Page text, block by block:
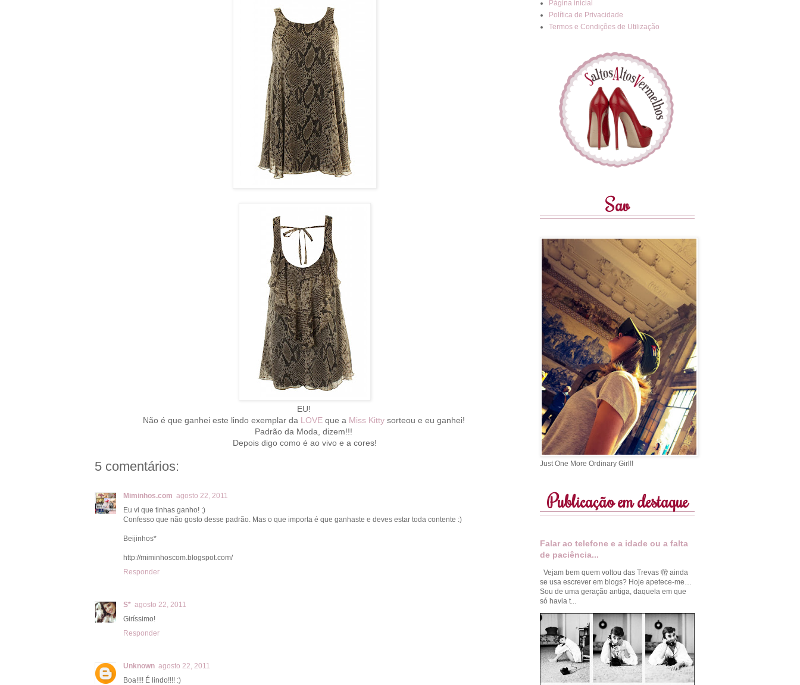
EU!
Não é que ganhei este lindo exemplar da LOVEque a Miss Kittysorteou e eu ganhei!
Padrão da Moda, dizem!!!
Depois digo como é ao vivo e a cores!
5 comentários:
Miminhos.com agosto 22, 2011
Eu vi que tinhas ganho! ;)
Confesso que não gosto desse padrão. Mas o que importa é que ganhaste e deves estar toda contente :)
Beijinhos*
http://miminhoscom.blogspot.com/
Responder
S* agosto 22, 2011
Giríssimo!
Responder
Unknown agosto 22, 2011
Boa!!!! É lindo!!!! :)
Página inicial
Política de Privacidade
Termos e Condições de Utilização
Sav
Just One More Ordinary Girl!!
Publicação em destaque
Falar ao telefone e a idade ou a falta
de paciência...
Vejam bem quem voltou das Trevas 🫣 ainda
se usa escrever em blogs? Hoje apetece-me…
Sou de uma geração antiga, daquela em que
só havia t...